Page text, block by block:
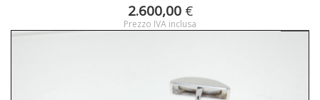
2.600,00€
Prezzo IVA inclusa